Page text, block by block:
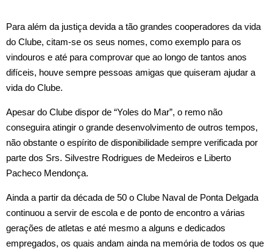
Para além da justiça devida a tão grandes cooperadores da vida
do Clube, citam‑se os seus nomes, como exemplo para os
vindouros e até para comprovar que ao longo de tantos anos
difíceis, houve sempre pessoas amigas que quiseram ajudar a
vida do Clube.
Apesar do Clube dispor de “Yoles do Mar”, o remo não
conseguira atingir o grande desenvolvimento de outros tempos,
não obstante o espírito de disponibilidade sempre verificada por
parte dos Srs. Silvestre Rodrigues de Medeiros e Liberto
Pacheco Mendonça.
Ainda a partir da década de 50 o Clube Naval de Ponta Delgada
continuou a servir de escola e de ponto de encontro a várias
gerações de atletas e até mesmo a alguns e dedicados
empregados, os quais andam ainda na memória de todos os que